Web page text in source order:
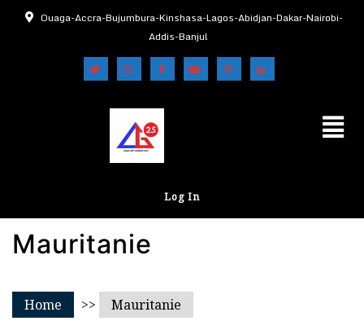
Ouaga-Accra-Bujumbura-Kinshasa-Lagos-Abidjan-Dakar-Nairobi-
Addis-Banjul
Log In
Mauritanie
Home >> Mauritanie